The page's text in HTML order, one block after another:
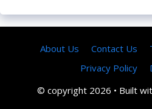
About Us Contact Us
Privacy Policy
© copyright 2026 • Built